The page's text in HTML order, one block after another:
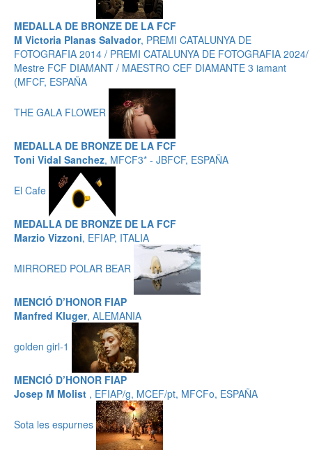
MEDALLA DE BRONZE DE LA FCF
M Victoria Planas Salvador, PREMI CATALUNYA DE
FOTOGRAFIA 2014 / PREMI CATALUNYA DE FOTOGRAFIA 2024/
Mestre FCF DIAMANT / MAESTRO CEF DIAMANTE 3 iamant
(MFCF, ESPAÑA
THE GALA FLOWER
MEDALLA DE BRONZE DE LA FCF
Toni Vidal Sanchez, MFCF3* - JBFCF, ESPAÑA
El Cafe
MEDALLA DE BRONZE DE LA FCF
Marzio Vizzoni, EFIAP, ITALIA
MIRRORED POLAR BEAR
MENCIÓ D’HONOR FIAP
Manfred Kluger, ALEMANIA
golden girl-1
MENCIÓ D’HONOR FIAP
Josep M Molist , EFIAP/g, MCEF/pt, MFCFo, ESPAÑA
Sota les espurnes